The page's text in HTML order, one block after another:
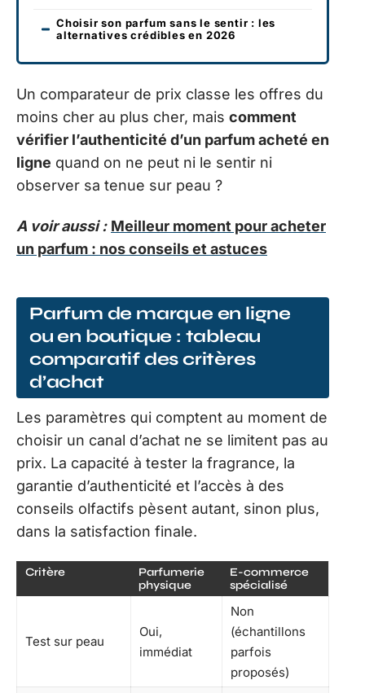
Choisir son parfum sans le sentir : les
alternatives crédibles en 2026
Un comparateur de prix classe les offres du
moins cher au plus cher, mais comment
vérifier l’authenticité d’un parfum acheté en
ligne quand on ne peut ni le sentir ni
observer sa tenue sur peau ?
A voir aussi : Meilleur moment pour acheter
un parfum : nos conseils et astuces
Parfum de marque en ligne
ou en boutique : tableau
comparatif des critères
d’achat
Les paramètres qui comptent au moment de
choisir un canal d’achat ne se limitent pas au
prix. La capacité à tester la fragrance, la
garantie d’authenticité et l’accès à des
conseils olfactifs pèsent autant, sinon plus,
dans la satisfaction finale.
Critère
Parfumerie
physique
E-commerce
spécialisé
Test sur peau
Oui,
immédiat
Non
(échantillons
parfois
proposés)